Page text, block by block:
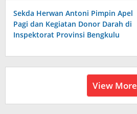
Sekda Herwan Antoni Pimpin Apel
Pagi dan Kegiatan Donor Darah di
Inspektorat Provinsi Bengkulu
View More